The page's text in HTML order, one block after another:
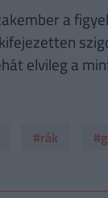
a
elvileg a
#rák